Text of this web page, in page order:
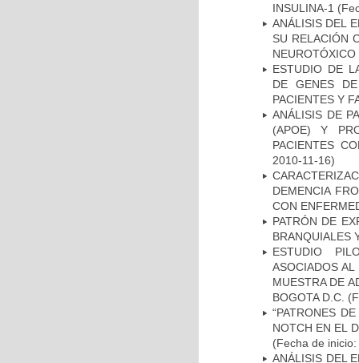
INSULINA-1
ANÁLISIS DEL
SU RELACIÓN
NEUROTÓXICO
ESTUDIO DE
DE GENES
PACIENTES Y
ANÁLISIS DE
(APOE) Y
PACIENTES
2010-11-16)
DEMENCIA
CON
PATRÓN DE
BRANQUIALES
ESTUDIO
ASOCIADOS
MUESTRA DE
BOGOTA D.C.
“PATRONES
NOTCH EN EL
(Fecha de
ANÁLISIS DEL